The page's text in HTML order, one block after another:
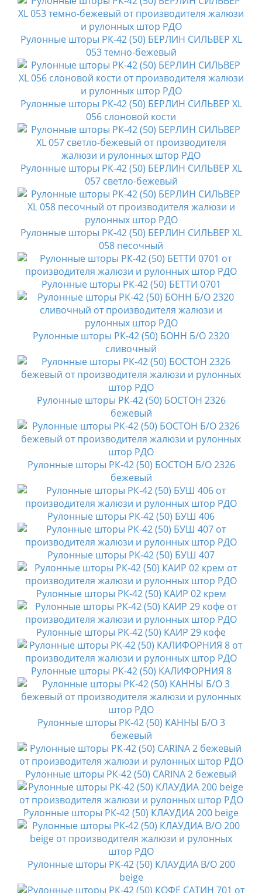
Рулонные шторы РК-42 (50) БЕРЛИН СИЛЬВЕР XL
053 темно-бежевый
Рулонные шторы РК-42 (50) БЕРЛИН СИЛЬВЕР XL
056 слоновой кости
Рулонные шторы РК-42 (50) БЕРЛИН СИЛЬВЕР XL
057 светло-бежевый
Рулонные шторы РК-42 (50) БЕРЛИН СИЛЬВЕР XL
058 песочный
Рулонные шторы РК-42 (50) БЕТТИ 0701
Рулонные шторы РК-42 (50) БОНН Б/О 2320
сливочный
Рулонные шторы РК-42 (50) БОСТОН 2326
бежевый
Рулонные шторы РК-42 (50) БОСТОН Б/О 2326
бежевый
Рулонные шторы РК-42 (50) БУШ 406
Рулонные шторы РК-42 (50) БУШ 407
Рулонные шторы РК-42 (50) КАИР 02 крем
Рулонные шторы РК-42 (50) КАИР 29 кофе
Рулонные шторы РК-42 (50) КАЛИФОРНИЯ 8
Рулонные шторы РК-42 (50) КАННЫ Б/О 3
бежевый
Рулонные шторы РК-42 (50) CARINA 2 бежевый
Рулонные шторы РК-42 (50) КЛАУДИА 200 beige
Рулонные шторы РК-42 (50) КЛАУДИА B/O 200
beige